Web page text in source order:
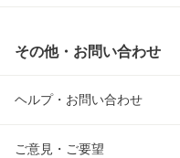
その他・お問い合わせ
ヘルプ・お問い合わせ
ご意見・ご要望